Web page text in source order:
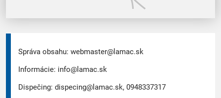
Správa obsahu: webmaster@lamac.sk
Informácie: info@lamac.sk
Dispečing: dispecing@lamac.sk, 0948337317